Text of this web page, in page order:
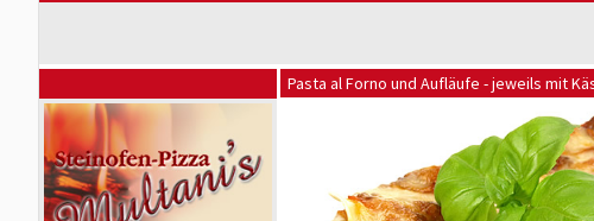
Pasta al Forno und Aufläufe - jeweils mit